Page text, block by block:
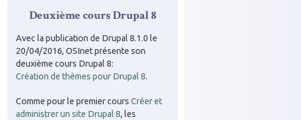
Deuxième cours Drupal 8
Avec la publication de Drupal 8.1.0 le
20/04/2016, OSInet présente son
deuxième cours Drupal 8:
Création de thèmes pour Drupal 8.
Comme pour le premier coursCréer et
administrer un site Drupal 8, les